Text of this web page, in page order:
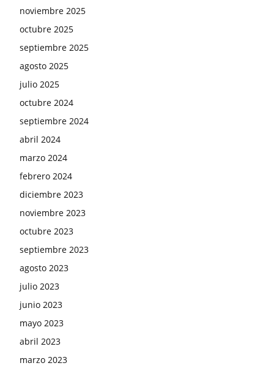
noviembre 2025
octubre 2025
septiembre 2025
agosto 2025
julio 2025
octubre 2024
septiembre 2024
abril 2024
marzo 2024
febrero 2024
diciembre 2023
noviembre 2023
octubre 2023
septiembre 2023
agosto 2023
julio 2023
junio 2023
mayo 2023
abril 2023
marzo 2023